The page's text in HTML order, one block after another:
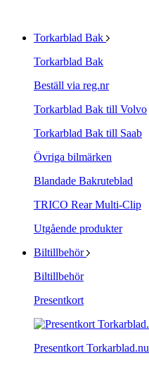
Torkarblad Bak
Torkarblad Bak
Beställ via reg.nr
Torkarblad Bak till Volvo
Torkarblad Bak till Saab
Övriga bilmärken
Blandade Bakruteblad
TRICO Rear Multi-Clip
Utgående produkter
Biltillbehör
Biltillbehör
Presentkort
Presentkort Torkarblad.nu